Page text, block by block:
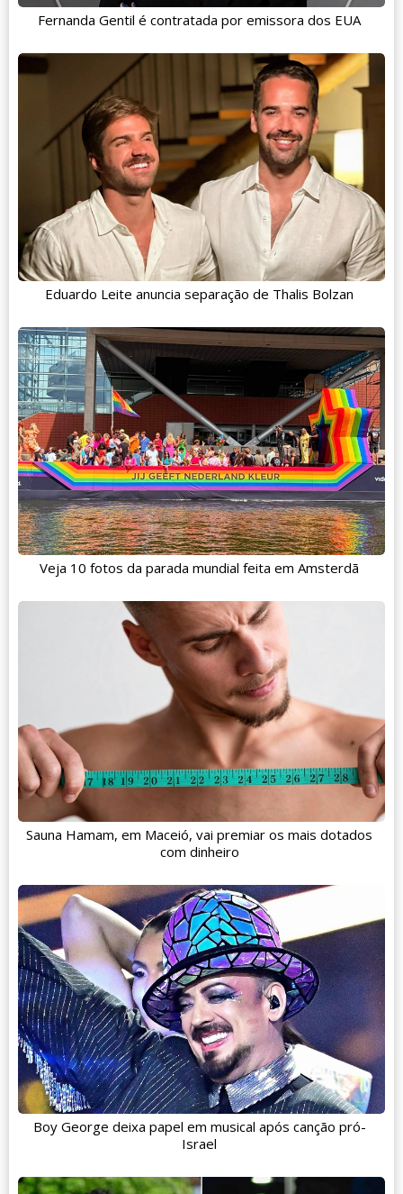
Fernanda Gentil é contratada por emissora dos EUA
Eduardo Leite anuncia separação de Thalis Bolzan
Veja 10 fotos da parada mundial feita em Amsterdã
Sauna Hamam, em Maceió, vai premiar os mais dotados
com dinheiro
Boy George deixa papel em musical após canção pró-
Israel